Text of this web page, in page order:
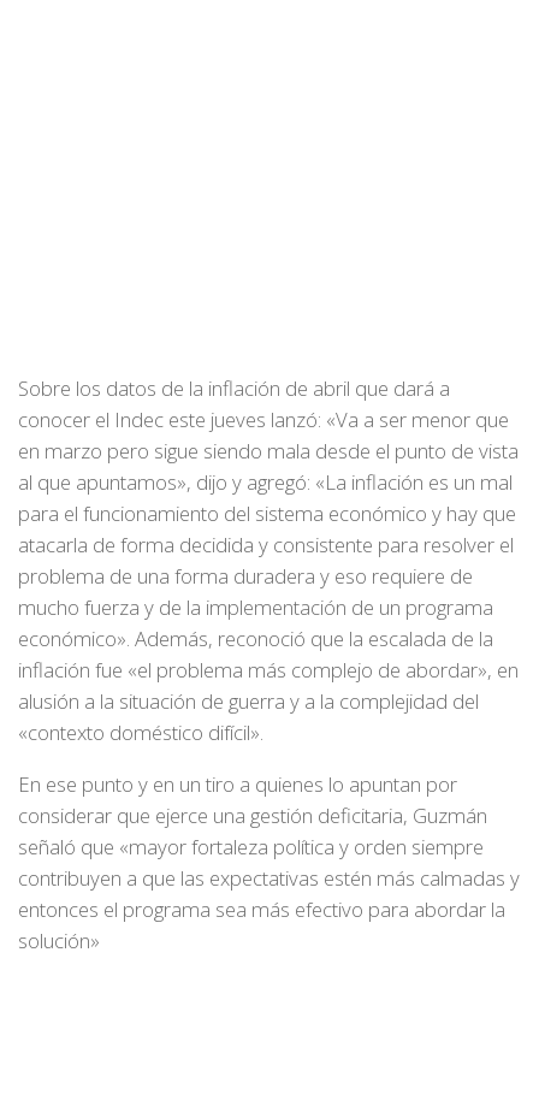
Sobre los datos de la inflación de abril que dará a
conocer el Indec este jueves lanzó: «Va a ser menor que
en marzo pero sigue siendo mala desde el punto de vista
al que apuntamos», dijo y agregó: «La inflación es un mal
para el funcionamiento del sistema económico y hay que
atacarla de forma decidida y consistente para resolver el
problema de una forma duradera y eso requiere de
mucho fuerza y de la implementación de un programa
económico». Además, reconoció que la escalada de la
inflación fue «el problema más complejo de abordar», en
alusión a la situación de guerra y a la complejidad del
«contexto doméstico difícil».
En ese punto y en un tiro a quienes lo apuntan por
considerar que ejerce una gestión deficitaria, Guzmán
señaló que «mayor fortaleza política y orden siempre
contribuyen a que las expectativas estén más calmadas y
entonces el programa sea más efectivo para abordar la
solución»